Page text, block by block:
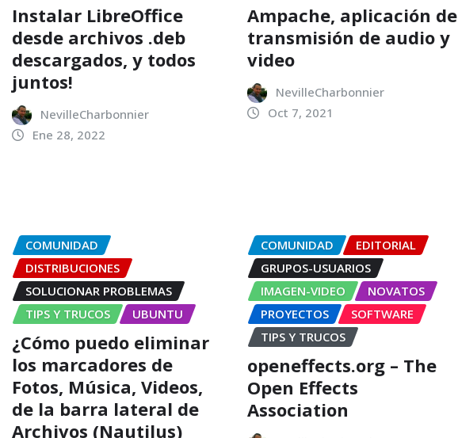
Instalar LibreOffice
desde archivos .deb
descargados, y todos
juntos!
NevilleCharbonnier
Ene 28, 2022
Ampache, aplicación de
transmisión de audio y
video
NevilleCharbonnier
Oct 7, 2021
COMUNIDAD
DISTRIBUCIONES
SOLUCIONAR PROBLEMAS
TIPS Y TRUCOS
UBUNTU
¿Cómo puedo eliminar
los marcadores de
Fotos, Música, Vi­deos,
de la barra lateral de
Archivos (Nautilus)
COMUNIDAD
EDITORIAL
GRUPOS-USUARIOS
IMAGEN-VIDEO
NOVATOS
PROYECTOS
SOFTWARE
TIPS Y TRUCOS
openeffects.org – The
Open Effects
Association